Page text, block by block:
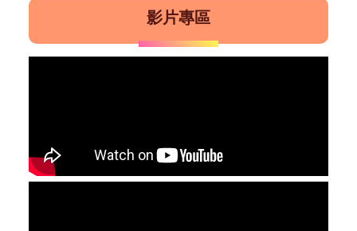
影片專區